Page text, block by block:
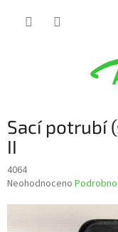
Sací potrubí
II
4064
Průměrné
Neohodnoceno